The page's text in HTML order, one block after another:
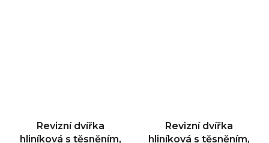
Revizní dvířka
hliníková s těsněním,
Revizní dvířka
hliníková s těsněním,